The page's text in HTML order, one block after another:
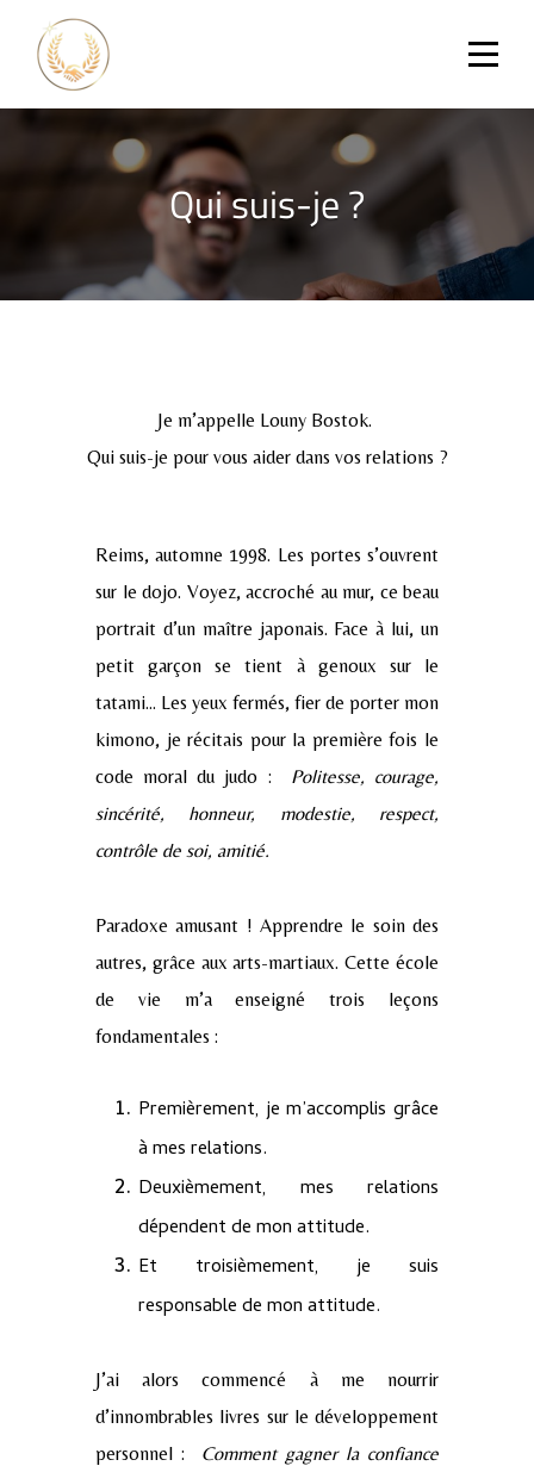
Qui suis-je ?
Je m’appelle Louny Bostok.
Qui suis-je pour vous aider dans vos relations ?
Reims, automne 1998. Les portes s’ouvrent
sur le dojo. Voyez, accroché au mur, ce beau
portrait d’un maître japonais. Face à lui, un
petit garçon se tient à genoux sur le
tatami… Les yeux fermés, fier de porter mon
kimono, je récitais pour la première fois le
code moral du judo : Politesse, courage,
sincérité, honneur, modestie, respect,
contrôle de soi, amitié.
Paradoxe amusant ! Apprendre le soin des
autres, grâce aux arts-martiaux. Cette école
de vie m’a enseigné trois leçons
fondamentales :
Premièrement, je m’accomplis grâce
à mes relations.
Deuxièmement, mes relations
dépendent de mon attitude.
Et troisièmement, je suis
responsable de mon attitude.
J’ai alors commencé à me nourrir
d’innombrables livres sur le développement
personnel : Comment gagner la confiance